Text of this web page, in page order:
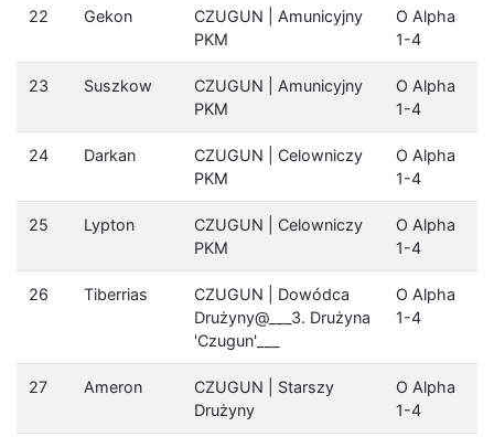
22 Gekon
CZUGUN | Amunicyjny
PKM
O Alpha
1-4
23 Suszkow
CZUGUN | Amunicyjny
PKM
O Alpha
1-4
24 Darkan
CZUGUN | Celowniczy
PKM
O Alpha
1-4
25 Lypton
CZUGUN | Celowniczy
PKM
O Alpha
1-4
26 Tiberrias
CZUGUN | Dowódca
Drużyny@___3. Drużyna
'Czugun'___
O Alpha
1-4
27 Ameron
CZUGUN | Starszy
Drużyny
O Alpha
1-4